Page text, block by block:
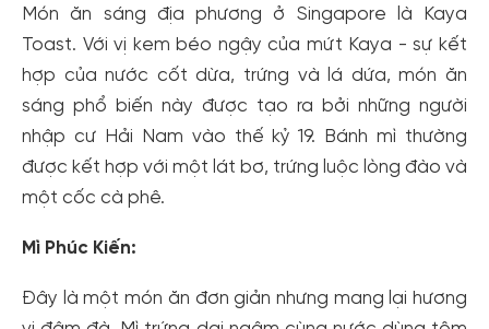
Món ăn sáng địa phương ở Singapore là Kaya
Toast. Với vị kem béo ngậy của mứt Kaya - sự kết
hợp của nước cốt dừa, trứng và lá dứa, món ăn
sáng phổ biến này được tạo ra bởi những người
nhập cư Hải Nam vào thế kỷ 19. Bánh mì thường
được kết hợp với một lát bơ, trứng luộc lòng đào và
một cốc cà phê.
Mì Phúc Kiến:
Đây là một món ăn đơn giản nhưng mang lại hương
Tạo tài khoản nhanh - nhận nhiều ưu
Tạo tài khoản để có thểnhận ngay các ưu đãihấp dẫn
dành cho thành viên đến từ các đối tác của Gody.vn dành